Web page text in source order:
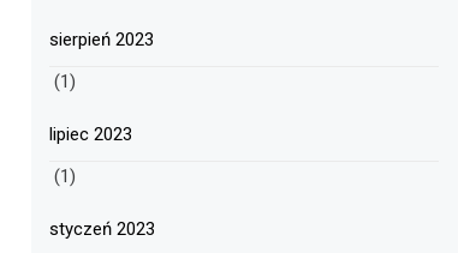
sierpień 2023
(1)
lipiec 2023
(1)
styczeń 2023